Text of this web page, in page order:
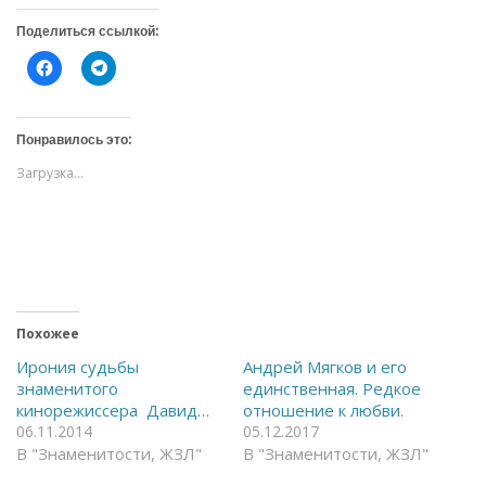
Поделиться ссылкой:
Н
а
и
т
е
ч
т
ь
а
F
a
c
e
b
o
Н
а
и
т
е
с
я
в
T
e
g
Понравилось это:
Загрузка...
Похожее
Ирония судьбы
знаменитого
кинорежиссера Давид…
06.11.2014
В "Знаменитости, ЖЗЛ"
Андрей Мягков и его
единственная. Редкое
отношение к любви.
05.12.2017
В "Знаменитости, ЖЗЛ"